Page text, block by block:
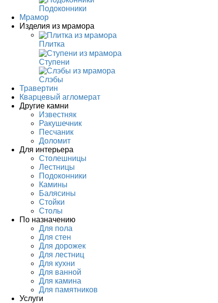
Подоконники
Мрамор
Изделия из мрамора
Плитка
Ступени
Слэбы
Травертин
Кварцевый агломерат
Другие камни
Известняк
Ракушечник
Песчаник
Доломит
Для интерьера
Столешницы
Лестницы
Подоконники
Камины
Балясины
Стойки
Столы
По назначению
Для пола
Для стен
Для дорожек
Для лестниц
Для кухни
Для ванной
Для камина
Для памятников
Услуги